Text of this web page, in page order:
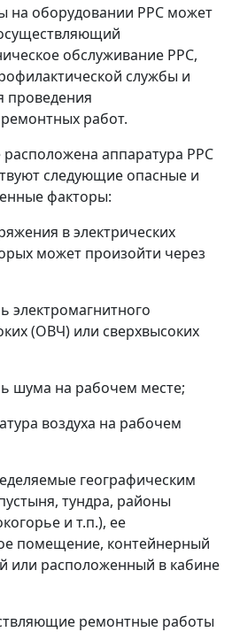
на оборудовании РРС может
обслуживание РРС,
службы и
проведения
работ.
аппаратура РРС
следующие опасные и
факторы:
в электрических
может произойти через
электромагнитного
(ОВЧ) или сверхвысоких
шума на рабочем месте;
воздуха на рабочем
географическим
тундра, районы
и т.п.), ее
помещение, контейнерный
или расположенный в кабине
ремонтные работы